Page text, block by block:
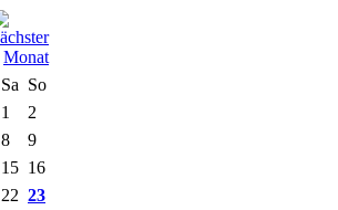
Sa So
1
2
8
9
15 16
22 23